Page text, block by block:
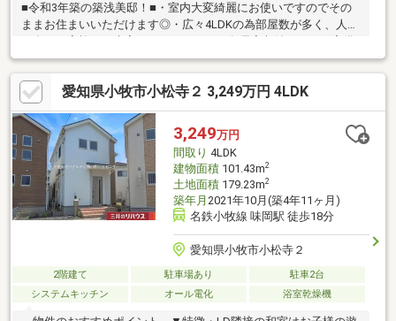
■令和3年築の築浅美邸！■・室内大変綺麗にお使いですのでその
ままお住まいいただけます◎・広々4LDKの為部屋数が多く、人数
しており家族みんなの荷物もすっきり収納できます♪・弊社ナカジ
ツなら追加リフォーム工事のご相談も承っております！■リフォ
ーム内容（2026年7月完工）■・室内クリーニング・白蟻点検■周
辺環境■・本庄小学校 徒歩約3分・味岡中学校 徒歩約13分・小
牧市コミュニティ「本庄保育園前」停 徒歩約2分住宅ローンのご
相談や、現地内覧のご予約等いつでも承っております！お気軽に
お問い合わせくださいませ♪
愛知県小牧市小松寺２ 3,249万円 4LDK
3,249万円
間取り 4LDK
建物面積101.43m2
土地面積179.23m2
築年月 2021年10月(築4年11ヶ月)
名鉄小牧線 味岡駅 徒歩18分
愛知県小牧市小松寺２
2階建て 駐車場あり
駐車2台
システムキッチン
オール電化 浴室乾燥機